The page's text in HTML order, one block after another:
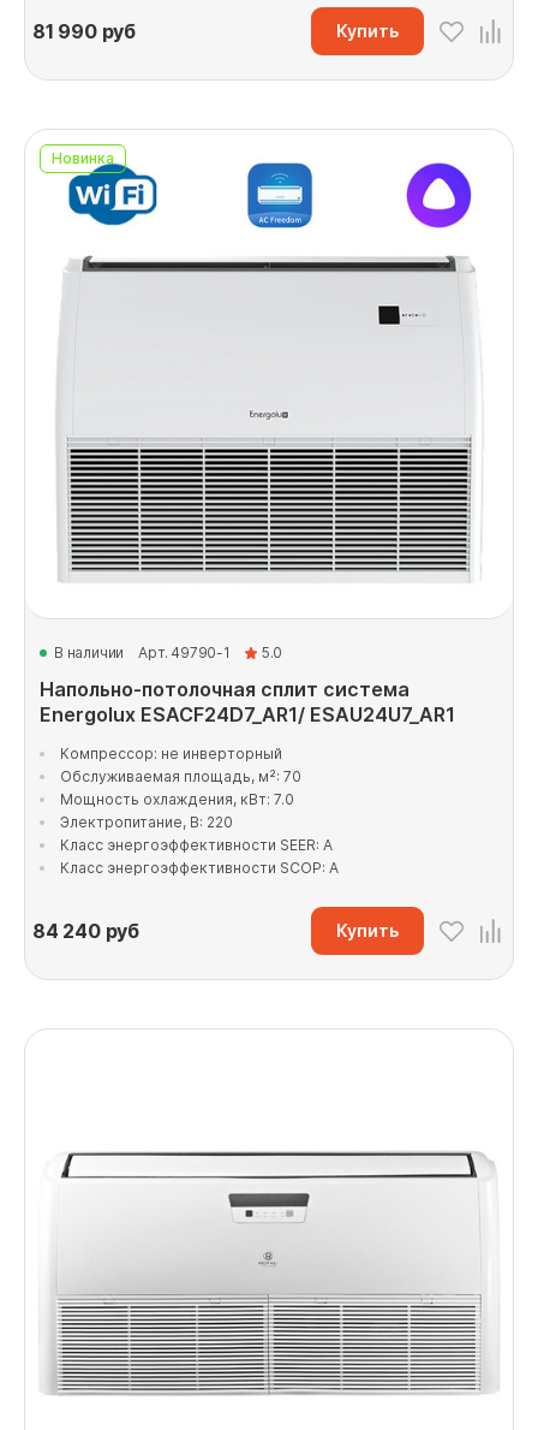
81 990руб Купить
Новинка
В наличии Арт. 49790-1 5.0
Напольно-потолочная сплит система
Energolux ESACF24D7_AR1/ ESAU24U7_AR1
Компрессор: не инверторный
Обслуживаемая площадь, м²: 70
Мощность охлаждения, кВт: 7.0
Электропитание, В: 220
Класс энергоэффективности SEER: A
Класс энергоэффективности SCOP: A
84 240руб Купить